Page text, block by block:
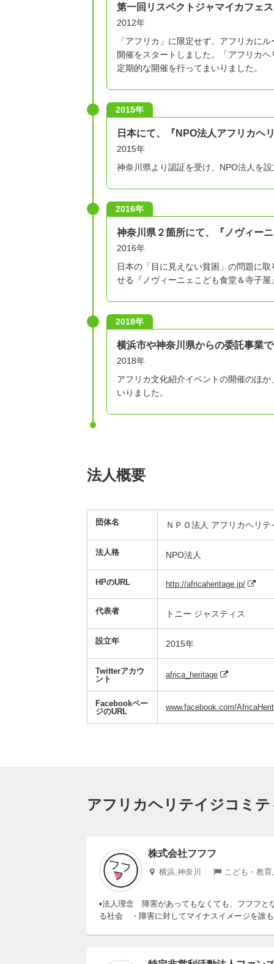
第一回リスペクトジャマイカフェ
2012年
「アフリカ」に限定せず、アフリカに
開催をスタートしました。「アフリカ
定期的な開催を行ってまいりました。
2015年
日本にて、『NPO法人アフリカヘ
2015年
神奈川県より認証を受け、NPO法人を
2016年
神奈川県２箇所にて、『ノヴィー
2016年
日本の「目に見えない貧困」の問題に
せる『ノヴィーニェこども食堂＆寺子
2018年
横浜市や神奈川県からの委託事業
2018年
アフリカ文化紹介イベントの開催のほ
いりました。
法人概要
団体名 ＮＰＯ法人 アフリカヘリ
法人格 NPO法人
HPのURL http://africaheritage.jp/
代表者 トニー ジャスティス
設立年 2015年
Twitterアカウ
ント
africa_heritage
Facebookペー
ジのURL
www.facebook.com/
アフリカヘリテイジコミ
株式会社フフフ
横浜,神奈川 こども・教
▪法人理念 障害があってもなくても、フフフと
る社会 ・障害に対してマイナスイメージを誰